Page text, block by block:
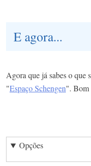
E agora...
Agora que já sabes o que
"Espaço Schengen". Bom
Opções